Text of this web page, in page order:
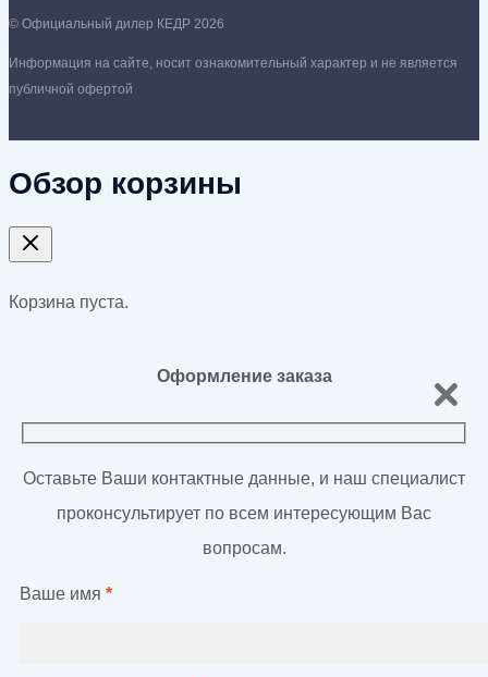
© Официальный дилер КЕДР 2026
Информация на сайте, носит ознакомительный характер и не является
публичной офертой
Обзор корзины
Корзина пуста.
Оформление заказа
Оставьте Ваши контактные данные, и наш специалист
проконсультирует по всем интересующим Вас
вопросам.
Ваше имя *